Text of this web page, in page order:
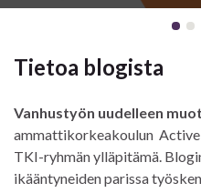
Tietoa blogista
Vanhustyön uudelleen
ammattikorkeakoulun
TKI-ryhmän ylläpitämä.
ikääntyneiden parissa